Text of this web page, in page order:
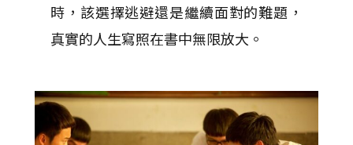
時，該選擇逃避還是繼續面對的難題，
真實的人生寫照在書中無限放大。